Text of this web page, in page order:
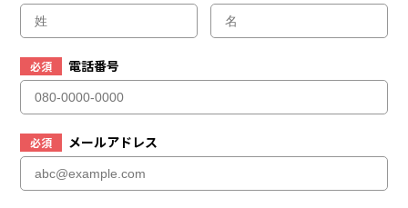
必須 電話番号
必須 メールアドレス